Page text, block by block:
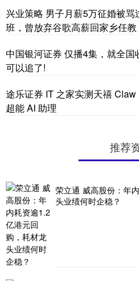
兴业策略 男子月薪5万征婚被
班，曾放弃谷歌高薪回家乡任教
中国银河证券 仅播4集，就全
可以追了!
途乐证券 IT 之家实测天禧
超能 AI 助理
推荐
荣立通 威高股份：年
头业绩何时企稳？